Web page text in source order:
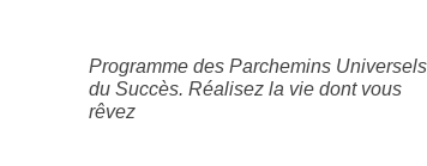
Programme des Parchemins Universels
du Succès. Réalisez la vie dont vous
rêvez